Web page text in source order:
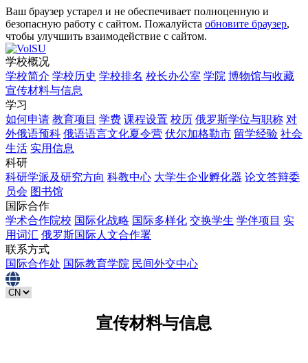
Ваш браузер устарел и не обеспечивает полноценную и
безопасную работу с сайтом. Пожалуйста обновите браузер,
чтобы улучшить взаимодействие с сайтом.
学校概况
学校简介 学校历史 学校排名 校长办公室 学院 博物馆与收藏
宣传材料与信息
学习
如何申请 教育项目 学费 课程设置 校历 俄罗斯学位与职称 对
外俄语预科 俄语语言文化夏令营 伏尔加格勒市 留学经验 社会
生活 实用信息
科研
科研学派及研究方向 科教中心 大学生企业孵化器 论文答辩委
员会 图书馆
国际合作
学术合作院校 国际化战略 国际多样化 交换学生 学伴项目 实
用词汇 俄罗斯国际人文合作署
联系方式
国际合作处 国际教育学院 民间外交中心
宣传材料与信息